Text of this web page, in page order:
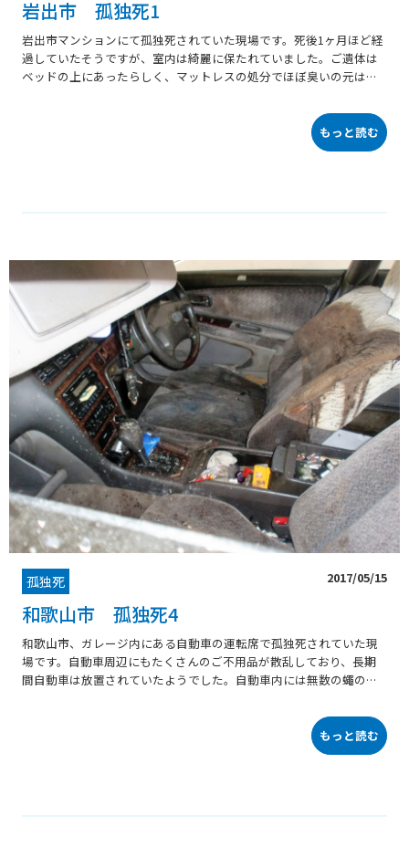
岩出市 孤独死1
岩出市マンションにて孤独死されていた現場です。死後1ヶ月ほど経
過していたそうですが、室内は綺麗に保たれていました。ご遺体は
ベッドの上にあったらしく、マットレスの処分でほぼ臭いの元は無
もっと読む
孤独死 2017/05/15
和歌山市 孤独死4
和歌山市、ガレージ内にある自動車の運転席で孤独死されていた現
場です。自動車周辺にもたくさんのご不用品が散乱しており、長期
間自動車は放置されていたようでした。自動車内には無数の蠅の死
席からセンターコンソールの方へもたれかかるような感じだったら
しく、シートカバーの痕跡から推測できました。ガレージ内の残置
物撤去の後、自動車の搬出を行いました。幸いガレージ前の道路は
もっと読む